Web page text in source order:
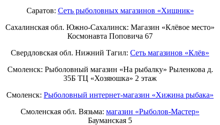
Саратов: Сеть рыболовных магазинов «Хищник»
Сахалинская обл. Южно-Сахалинск: Магазин «Клёвое место»
Космонавта Поповича 67
Свердловская обл. Нижний Тагил: Cеть магазинов «Клёв»
Смоленск: Рыболовный магазин «На рыбалку» Рыленкова д.
35Б ТЦ «Хозяюшка» 2 этаж
Смоленск: Рыболовный интернет-магазин «Хижина рыбака»
Смоленская обл. Вязьма: магазин «Рыболов-Мастер»
Бауманская 5